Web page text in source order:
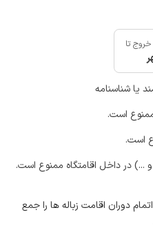
تا
یا شناسنامه
است.
است.
...) در داخل اقامتگاه ممنوع است.
دوران اقامت زباله ها را جمع